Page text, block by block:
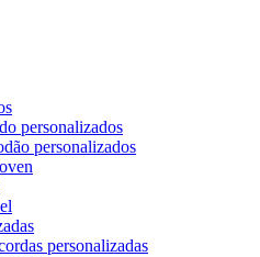
personalizados
personalizados
personalizadas